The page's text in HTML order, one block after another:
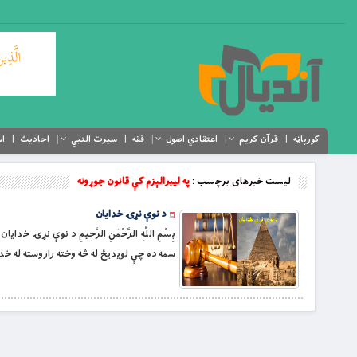
کورپاڼه قرآن کریم اعتقادي اصول فقه سیرت النبي احادیث
لیست خبرهای برچسب :په لیبرالېزم کې قانون جوړونه
د نوې نړۍ خدایان
بِسْمِ اللَّهِ الرَّحْمَنِ الرَّحِيمِ د نوې نړۍ
سمه ده چې لویدیځ له څه وخته راروسته له